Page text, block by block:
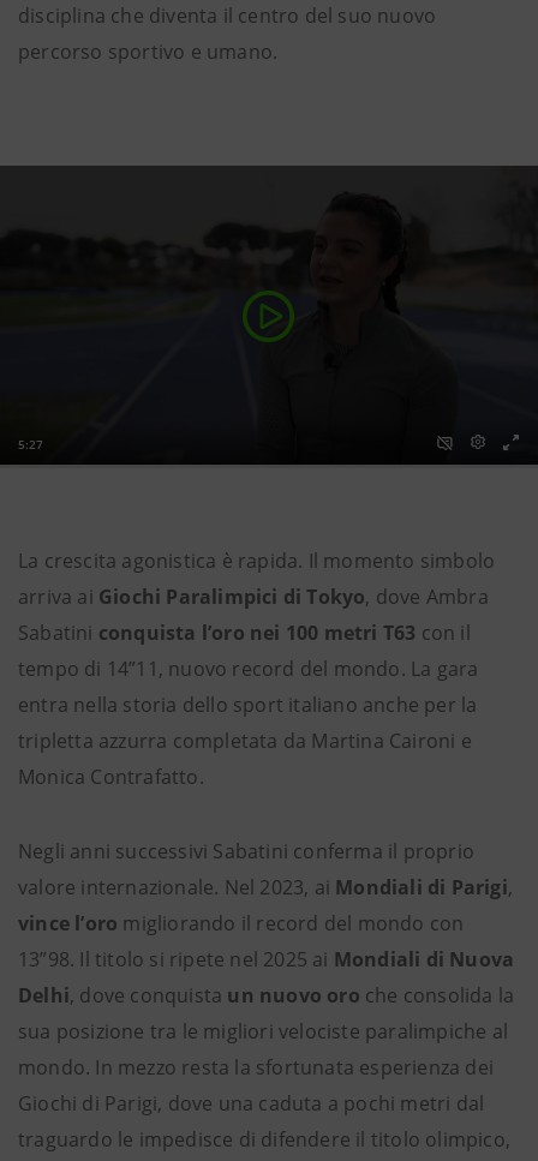
disciplina che diventa il centro del suo nuovo
percorso sportivo e umano.
La crescita agonistica è rapida. Il momento simbolo
arriva ai Giochi Paralimpici di Tokyo, dove Ambra
Sabatini conquista l’oro nei 100 metri T63 con il
tempo di 14”11, nuovo record del mondo. La gara
entra nella storia dello sport italiano anche per la
tripletta azzurra completata da Martina Caironi e
Monica Contrafatto.
Negli anni successivi Sabatini conferma il proprio
valore internazionale. Nel 2023, ai Mondiali di Parigi,
vince l’oro migliorando il record del mondo con
13”98. Il titolo si ripete nel 2025 ai Mondiali di Nuova
Delhi, dove conquista un nuovo oro che consolida la
sua posizione tra le migliori velociste paralimpiche al
mondo. In mezzo resta la sfortunata esperienza dei
Giochi di Parigi, dove una caduta a pochi metri dal
traguardo le impedisce di difendere il titolo olimpico,